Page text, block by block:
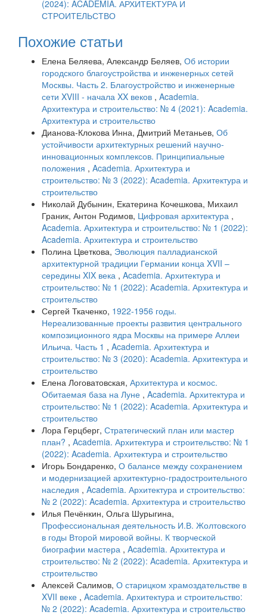
(2024): ACADEMIA. АРХИТЕКТУРА И
СТРОИТЕЛЬСТВО
Похожие статьи
Елена Беляева, Александр Беляев, Об истории
городского благоустройства и инженерных сетей
Москвы. Часть 2. Благоустройство и инженерные
сети XVIII - начала XX веков , Academia.
Архитектура и строительство: № 4 (2021): Academia.
Архитектура и строительство
Дианова-Клокова Инна, Дмитрий Метаньев, Об
устойчивости архитектурных решений научно-
инновационных комплексов. Принципиальные
положения , Academia. Архитектура и
строительство: № 3 (2022): Academia. Архитектура и
строительство
Николай Дубынин, Екатерина Кочешкова, Михаил
Граник, Антон Родимов, Цифровая архитектура ,
Academia. Архитектура и строительство: № 1 (2022):
Academia. Архитектура и строительство
Полина Цветкова, Эволюция палладианской
архитектурной традиции Германии конца XVII –
середины XIX века , Academia. Архитектура и
строительство: № 1 (2022): Academia. Архитектура и
строительство
Сергей Ткаченко, 1922-1956 годы.
Нереализованные проекты развития центрального
композиционного ядра Москвы на примере Аллеи
Ильича. Часть 1 , Academia. Архитектура и
строительство: № 3 (2020): Academia. Архитектура и
строительство
Елена Логоватовская, Архитектура и космос.
Обитаемая база на Луне , Academia. Архитектура и
строительство: № 1 (2022): Academia. Архитектура и
строительство
Лора Герцберг, Стратегический план или мастер
план? , Academia. Архитектура и строительство: № 1
(2022): Academia. Архитектура и строительство
Игорь Бондаренко, О балансе между сохранением
и модернизацией архитектурно-градостроительного
наследия , Academia. Архитектура и строительство:
№ 2 (2022): Academia. Архитектура и строительство
Илья Печёнкин, Ольга Шурыгина,
Профессиональная деятельность И.В. Жолтовского
в годы Второй мировой войны. К творческой
биографии мастера , Academia. Архитектура и
строительство: № 2 (2022): Academia. Архитектура и
строительство
Алексей Салимов, О старицком храмоздательстве в
XVII веке , Academia. Архитектура и строительство:
№ 2 (2022): Academia. Архитектура и строительство